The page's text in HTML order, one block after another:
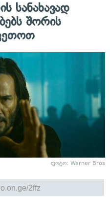
სანახავად
შორის
ფოტო: Warner Bros